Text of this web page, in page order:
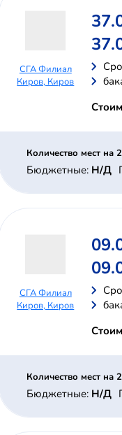
СГА Филиал
Киров, Киров
Количество мест на
Бюджетные: Н/Д
СГА Филиал
Киров, Киров
Количество мест на
Бюджетные: Н/Д